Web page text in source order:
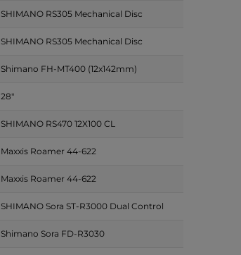
SHIMANO RS305 Mechanical Disc
SHIMANO RS305 Mechanical Disc
Shimano FH-MT400 (12x142mm)
28"
SHIMANO RS470 12X100 CL
Maxxis Roamer 44-622
Maxxis Roamer 44-622
SHIMANO Sora ST-R3000 Dual Control
Shimano Sora FD-R3030